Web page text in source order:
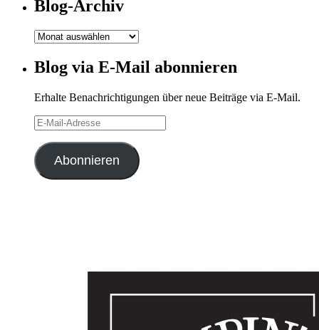
Blog-Archiv
Blog-
Blog via E-Mail abonnieren
Erhalte Benachrichtigungen über neue Beiträge via E-Mail.
E-
Mail-
Adresse
Abonnieren